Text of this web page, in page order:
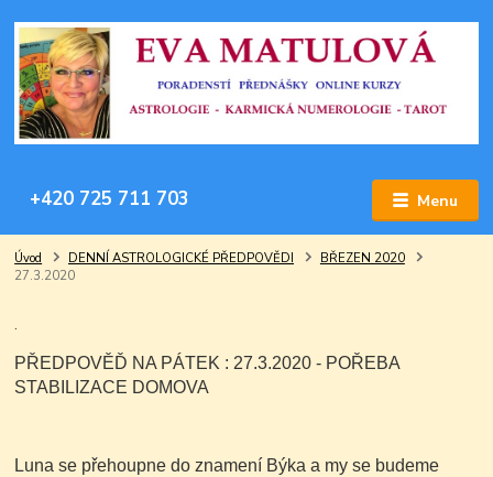
Menu
+420 725 711 703
Úvod DENNÍ ASTROLOGICKÉ PŘEDPOVĚDI
BŘEZEN 2020
27.3.2020
.
PŘEDPOVĚĎ NA PÁTEK : 27.3.2020 - POŘEBA
STABILIZACE DOMOVA
Luna se přehoupne do znamení Býka a my se budeme